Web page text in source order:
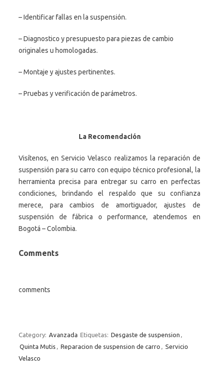
– Identificar fallas en la suspensión.
– Diagnostico y presupuesto para piezas de cambio
originales u homologadas.
– Montaje y ajustes pertinentes.
– Pruebas y verificación de parámetros.
La Recomendación
Visítenos, en Servicio Velasco realizamos la reparación de
suspensión para su carro con equipo técnico profesional, la
herramienta precisa para entregar su carro en perfectas
condiciones, brindando el respaldo que su confianza
merece, para cambios de amortiguador, ajustes de
suspensión de fábrica o performance, atendemos en
Bogotá – Colombia.
Comments
comments
Category: Avanzada Etiquetas: Desgaste de suspension ,
Quinta Mutis , Reparacion de suspension de carro , Servicio
Velasco